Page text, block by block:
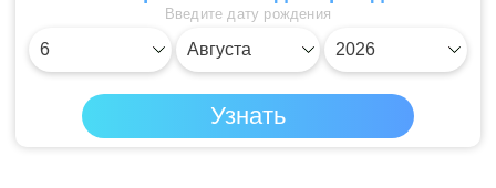
Введите дату рождения